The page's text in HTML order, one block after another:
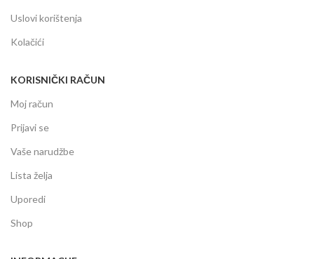
Uslovi korištenja
Kolačići
KORISNIČKI RAČUN
Moj račun
Prijavi se
Vaše narudžbe
Lista želja
Uporedi
Shop